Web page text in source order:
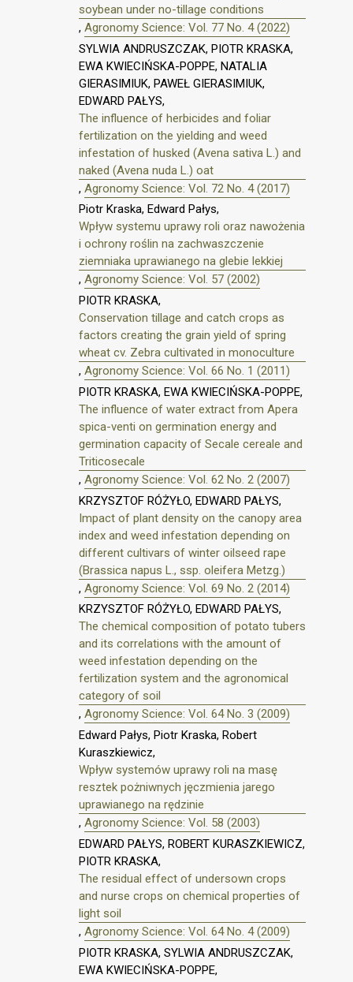
soybean under no-tillage conditions
, Agronomy Science: Vol. 77 No. 4 (2022)
SYLWIA ANDRUSZCZAK, PIOTR KRASKA,
EWA KWIECIŃSKA-POPPE, NATALIA
GIERASIMIUK, PAWEŁ GIERASIMIUK,
EDWARD PAŁYS,
The influence of herbicides and foliar
fertilization on the yielding and weed
infestation of husked (Avena sativa L.) and
naked (Avena nuda L.) oat
, Agronomy Science: Vol. 72 No. 4 (2017)
Piotr Kraska, Edward Pałys,
Wpływ systemu uprawy roli oraz nawożenia
i ochrony roślin na zachwaszczenie
ziemniaka uprawianego na glebie lekkiej
, Agronomy Science: Vol. 57 (2002)
PIOTR KRASKA,
Conservation tillage and catch crops as
factors creating the grain yield of spring
wheat cv. Zebra cultivated in monoculture
, Agronomy Science: Vol. 66 No. 1 (2011)
PIOTR KRASKA, EWA KWIECIŃSKA-POPPE,
The influence of water extract from Apera
spica-venti on germination energy and
germination capacity of Secale cereale and
Triticosecale
, Agronomy Science: Vol. 62 No. 2 (2007)
KRZYSZTOF RÓŻYŁO, EDWARD PAŁYS,
Impact of plant density on the canopy area
index and weed infestation depending on
different cultivars of winter oilseed rape
(Brassica napus L., ssp. oleifera Metzg.)
, Agronomy Science: Vol. 69 No. 2 (2014)
KRZYSZTOF RÓŻYŁO, EDWARD PAŁYS,
The chemical composition of potato tubers
and its correlations with the amount of
weed infestation depending on the
fertilization system and the agronomical
category of soil
, Agronomy Science: Vol. 64 No. 3 (2009)
Edward Pałys, Piotr Kraska, Robert
Kuraszkiewicz,
Wpływ systemów uprawy roli na masę
resztek pożniwnych jęczmienia jarego
uprawianego na rędzinie
, Agronomy Science: Vol. 58 (2003)
EDWARD PAŁYS, ROBERT KURASZKIEWICZ,
PIOTR KRASKA,
The residual effect of undersown crops
and nurse crops on chemical properties of
light soil
, Agronomy Science: Vol. 64 No. 4 (2009)
PIOTR KRASKA, SYLWIA ANDRUSZCZAK,
EWA KWIECIŃSKA-POPPE,